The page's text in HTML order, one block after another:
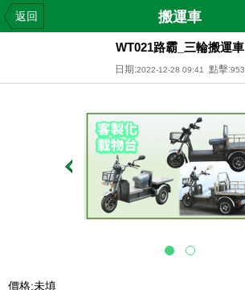
返回 搬運車
WT021路霸_三輪搬運車
日期:2022-12-28 09:41 點擊:953
價格:未填